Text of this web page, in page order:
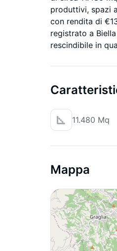
produttivi, spazi
con rendita di
registrato a
rescindibile in
11.480 Mq
Mappa